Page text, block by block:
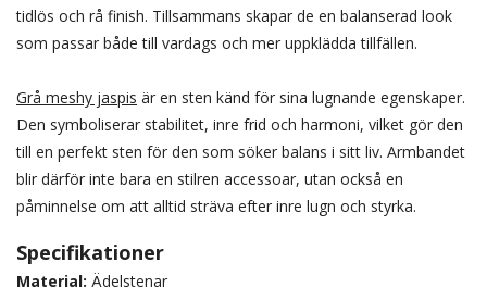
tidlös och rå finish. Tillsammans skapar de en balanserad look
som passar både till vardags och mer uppklädda tillfällen.
Grå meshy jaspis är en sten känd för sina lugnande egenskaper.
Den symboliserar stabilitet, inre frid och harmoni, vilket gör den
till en perfekt sten för den som söker balans i sitt liv. Armbandet
blir därför inte bara en stilren accessoar, utan också en
påminnelse om att alltid sträva efter inre lugn och styrka.
Specifikationer
Material: Ädelstenar